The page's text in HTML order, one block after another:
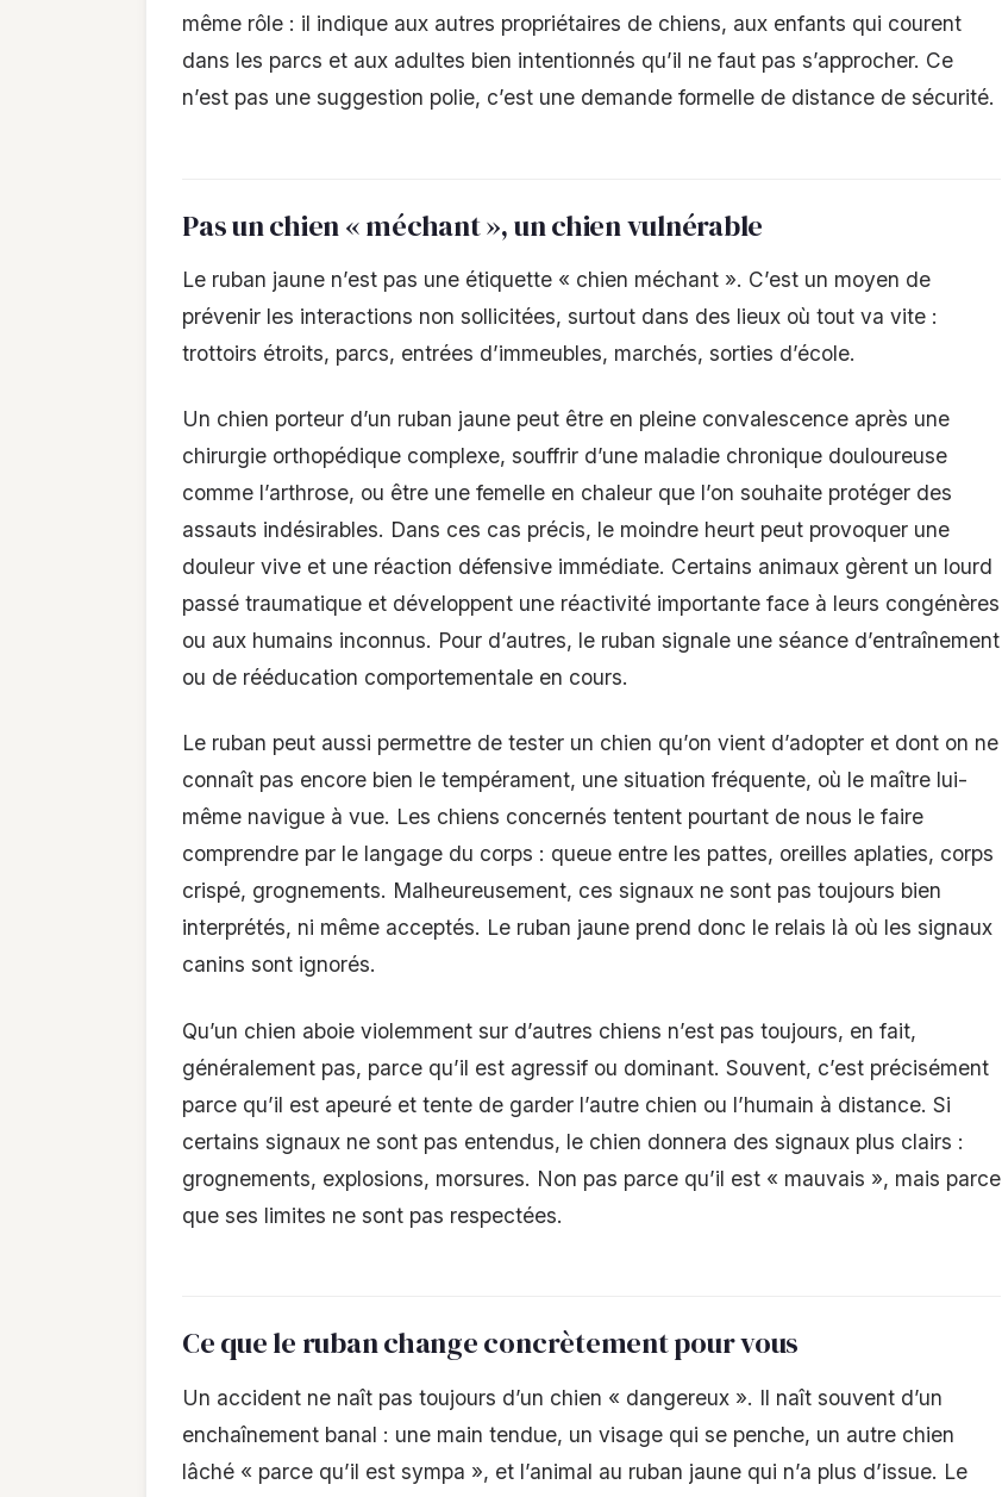
même rôle : il indique aux autres propriétaires de chiens, aux enfants qui courent
dans les parcs et aux adultes bien intentionnés qu’il ne faut pas s’approcher. Ce
n’est pas une suggestion polie, c’est une demande formelle de distance de sécurité.
Pas un chien « méchant », un chien vulnérable
Le ruban jaune n’est pas une étiquette « chien méchant ». C’est un moyen de
prévenir les interactions non sollicitées, surtout dans des lieux où tout va vite :
trottoirs étroits, parcs, entrées d’immeubles, marchés, sorties d’école.
Un chien porteur d’un ruban jaune peut être en pleine convalescence après une
chirurgie orthopédique complexe, souffrir d’une maladie chronique douloureuse
comme l’arthrose, ou être une femelle en chaleur que l’on souhaite protéger des
assauts indésirables. Dans ces cas précis, le moindre heurt peut provoquer une
douleur vive et une réaction défensive immédiate. Certains animaux gèrent un lourd
passé traumatique et développent une réactivité importante face à leurs congénères
ou aux humains inconnus. Pour d’autres, le ruban signale une séance d’entraînement
ou de rééducation comportementale en cours.
Le ruban peut aussi permettre de tester un chien qu’on vient d’adopter et dont on ne
connaît pas encore bien le tempérament, une situation fréquente, où le maître lui-
même navigue à vue. Les chiens concernés tentent pourtant de nous le faire
comprendre par le langage du corps : queue entre les pattes, oreilles aplaties, corps
crispé, grognements. Malheureusement, ces signaux ne sont pas toujours bien
interprétés, ni même acceptés. Le ruban jaune prend donc le relais là où les signaux
canins sont ignorés.
Qu’un chien aboie violemment sur d’autres chiens n’est pas toujours, en fait,
généralement pas, parce qu’il est agressif ou dominant. Souvent, c’est précisément
parce qu’il est apeuré et tente de garder l’autre chien ou l’humain à distance. Si
certains signaux ne sont pas entendus, le chien donnera des signaux plus clairs :
grognements, explosions, morsures. Non pas parce qu’il est « mauvais », mais parce
que ses limites ne sont pas respectées.
Ce que le ruban change concrètement pour vous
Un accident ne naît pas toujours d’un chien « dangereux ». Il naît souvent d’un
enchaînement banal : une main tendue, un visage qui se penche, un autre chien
lâché « parce qu’il est sympa », et l’animal au ruban jaune qui n’a plus d’issue. Le